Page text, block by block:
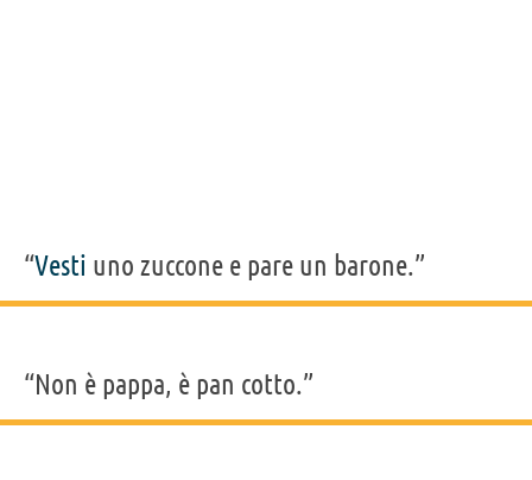
“Vesti uno zuccone e pare un barone.”
“Non è pappa, è pan cotto.”